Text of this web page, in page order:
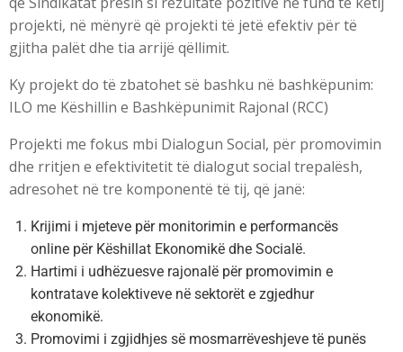
projekti, në mënyrë që projekti të jetë efektiv për të
gjitha palët dhe tia arrijë qëllimit.
Ky projekt do të zbatohet së bashku në bashkëpunim:
ILO me Këshillin e Bashkëpunimit Rajonal (RCC)
Projekti me fokus mbi Dialogun Social, për promovimin
dhe rritjen e efektivitetit të dialogut social trepalësh,
adresohet në tre komponentë të tij, që janë:
Krijimi i mjeteve për monitorimin e performancës
online për Këshillat Ekonomikë dhe Socialë.
Hartimi i udhëzuesve rajonalë për promovimin e
kontratave kolektiveve në sektorët e zgjedhur
ekonomikë.
Promovimi i zgjidhjes së mosmarrëveshjeve të punës